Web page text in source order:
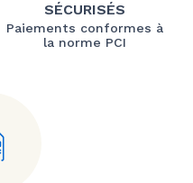
SÉCURISÉS
Paiements conformes à
la norme PCI